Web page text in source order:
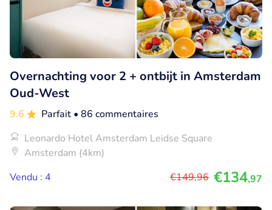
Overnachting voor 2 + ontbijt in Amsterdam
Oud-West
9.6 Parfait • 86 commentaires
Leonardo Hotel Amsterdam Leidse Square
Amsterdam (4km)
Vendu : 4
€149,96 €134,97